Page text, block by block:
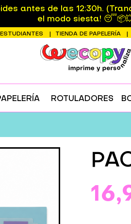
antes de las 12:30h.
el modo siesta!
ESTUDIANTES TIENDA DE PAPELERÍA
ROTULADORES